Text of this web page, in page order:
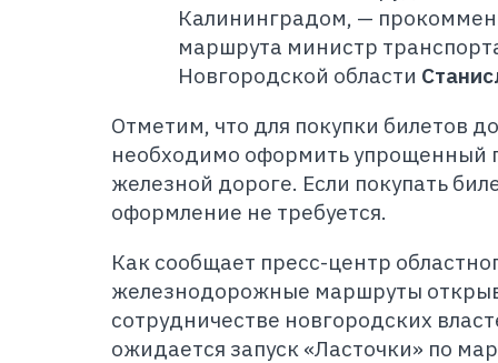
Калининградом, —
маршрута министр
Новгородской области
Отметим, что для покупки билетов
необходимо оформить упрощенный
железной дороге. Если покупать
оформление не требуется.
Как сообщает пресс-центр
железнодорожные маршруты
сотрудничестве новгородских
ожидается запуск «Ласточки» по